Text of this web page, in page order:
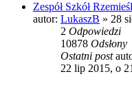
Zespół Szkół
autor: LukaszB » 28
2 Odpowiedzi
10878 Odsłony
Ostatni post
22 lip 2015, o